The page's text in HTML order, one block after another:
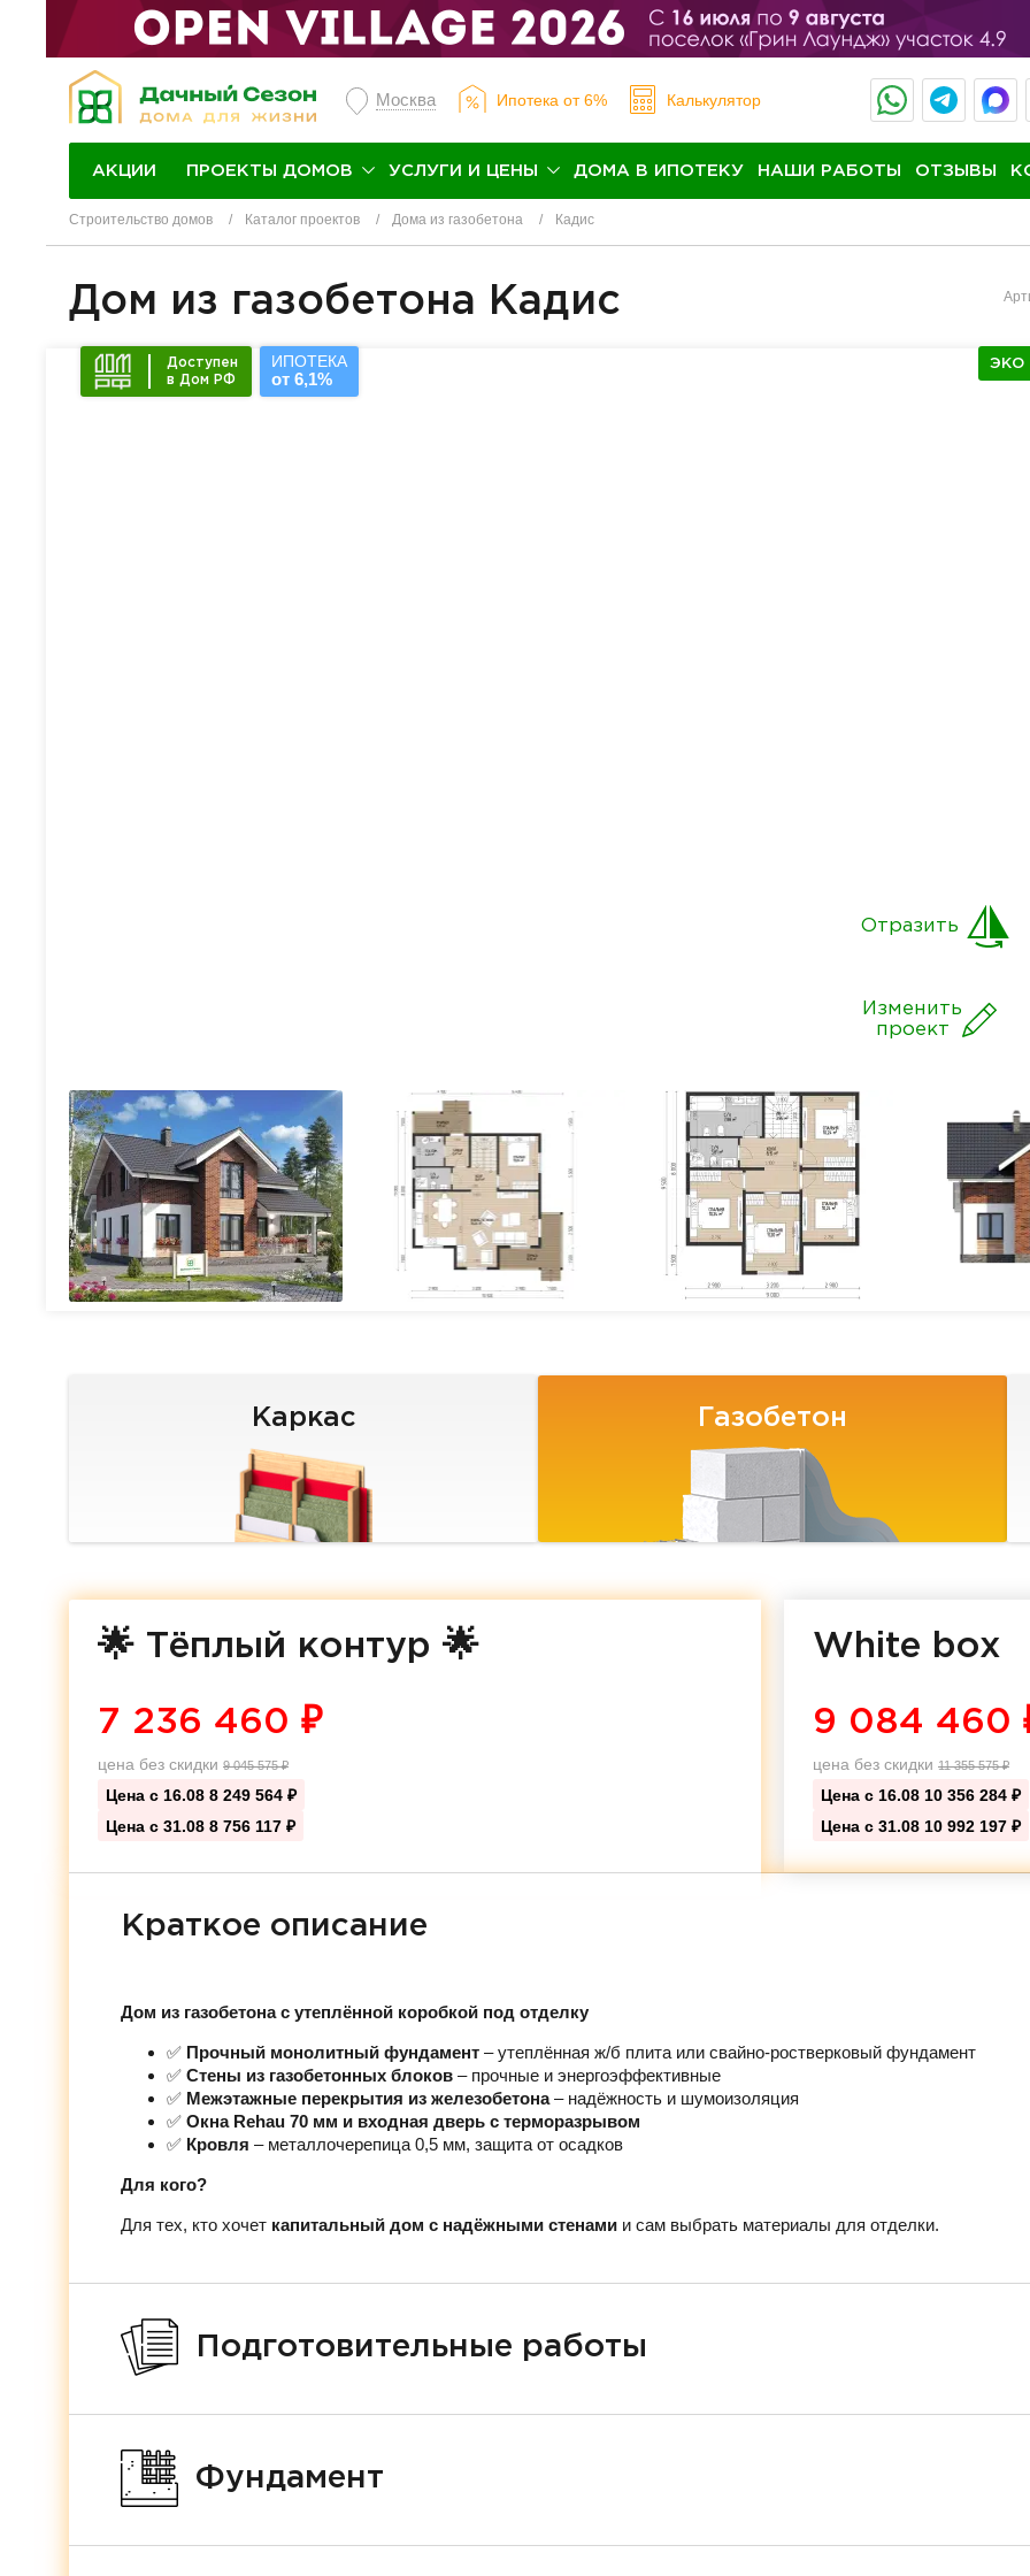
Москва Ипотека от 6% Калькулятор
АКЦИИ ПРОЕКТЫ ДОМОВ УСЛУГИ И ЦЕНЫ ДОМА В ИПОТЕКУ НАШИ РАБОТЫ ОТЗЫВЫ
Строительство домов Каталог проектов Дома из газобетона Кадис
Дом из газобетона Кадис
Доступен
в Дом РФ
ИПОТЕКА
от 6,1%
ЭКО
Изменить
проект
Отразить
Каркас Газобетон
🌟 Тёплый контур 🌟
7 236 460 ₽
цена без скидки 9 045 575₽
Цена с 16.08 8 249 564 ₽
Цена с 31.08 8 756 117 ₽
White box
9 084 460
цена без скидки 11 355 575₽
Цена с 16.08 10 356 284 ₽
Цена с 31.08 10 992 197 ₽
Краткое описание
Дом из газобетона с утеплённой коробкой под отделку
✅ Прочный монолитный фундамент – утеплённая ж/б плита или свайно-ростверковый фундамент
✅ Стены из газобетонных блоков – прочные и энергоэффективные
✅ Межэтажные перекрытия из железобетона– надёжность и шумоизоляция
✅ Окна Rehau 70 мм и входная дверь с терморазрывом
✅ Кровля – металлочерепица 0,5 мм, защита от осадков
Для кого?
Для тех, кто хочет капитальный дом с надёжными стенами и сам выбрать материалы для отделки.
Подготовительные работы
Фундамент